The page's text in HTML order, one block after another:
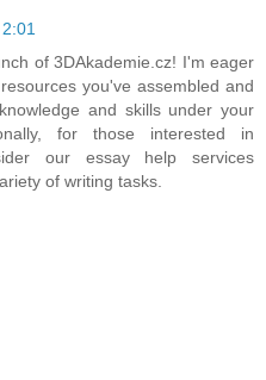
of 3DAkademie.cz! I'm eager
you've assembled and
and skills under your
for those interested in
our essay help services
of writing tasks.